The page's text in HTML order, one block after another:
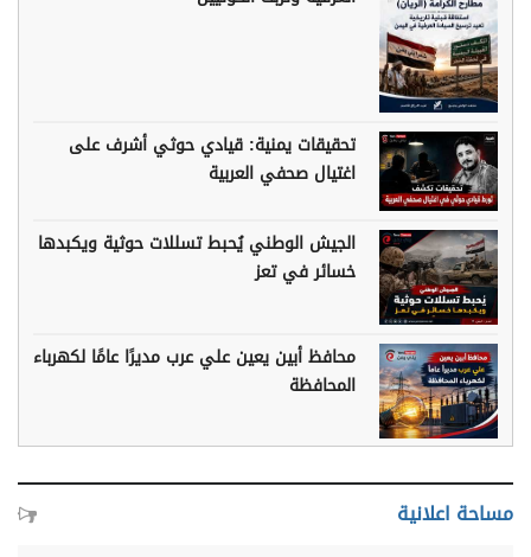
تحقيقات يمنية: قيادي حوثي أشرف على
اغتيال صحفي العربية
الجيش الوطني يُحبط تسللات حوثية ويكبدها
خسائر في تعز
محافظ أبين يعين علي عرب مديرًا عامًا لكهرباء
المحافظة
مساحة اعلانية